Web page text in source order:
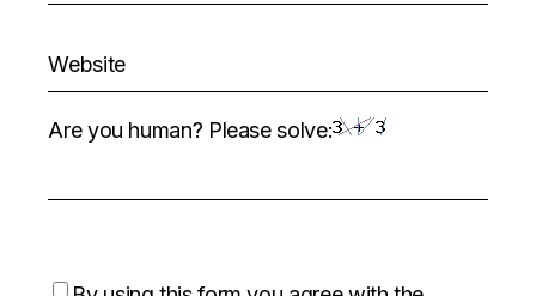
Are you human? Please solve: